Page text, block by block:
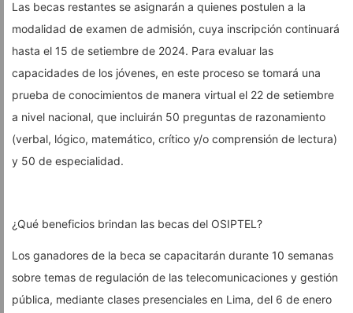
Las becas restantes se asignarán a quienes postulen a la
modalidad de examen de admisión, cuya inscripción continuará
hasta el 15 de setiembre de 2024. Para evaluar las
capacidades de los jóvenes, en este proceso se tomará una
prueba de conocimientos de manera virtual el 22 de setiembre
a nivel nacional, que incluirán 50 preguntas de razonamiento
(verbal, lógico, matemático, crítico y/o comprensión de lectura)
y 50 de especialidad.
¿Qué beneficios brindan las becas del OSIPTEL?
Los ganadores de la beca se capacitarán durante 10 semanas
sobre temas de regulación de las telecomunicaciones y gestión
pública, mediante clases presenciales en Lima, del 6 de enero